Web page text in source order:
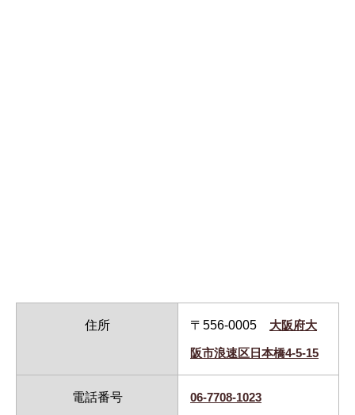
住所 〒556-0005 大阪府大
阪市浪速区日本橋4-5-15
電話番号 06-7708-1023